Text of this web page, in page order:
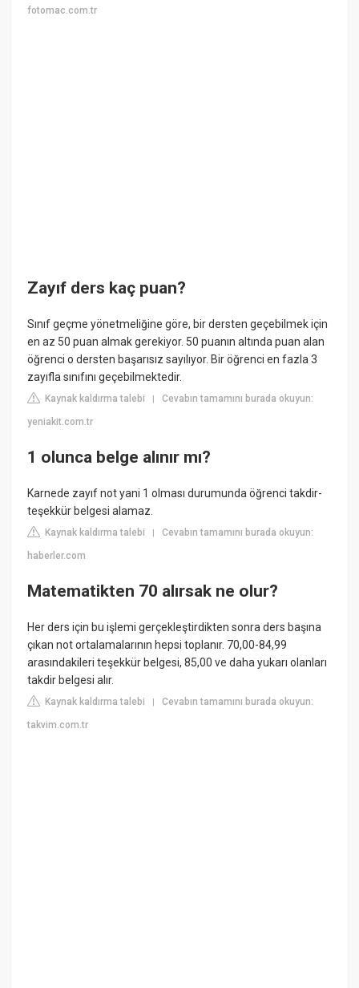
fotomac.com.tr
Zayıf ders kaç puan?
Sınıf geçme yönetmeliğine göre, bir dersten geçebilmek için
en az 50 puan almak gerekiyor. 50 puanın altında puan alan
öğrenci o dersten başarısız sayılıyor. Bir öğrenci en fazla 3
zayıfla sınıfını geçebilmektedir.
Kaynak kaldırma talebi |Cevabın tamamını burada okuyun:
yeniakit.com.tr
1 olunca belge alınır mı?
Karnede zayıf not yani 1 olması durumunda öğrenci takdir-
teşekkür belgesi alamaz.
Kaynak kaldırma talebi |Cevabın tamamını burada okuyun:
haberler.com
Matematikten 70 alırsak ne olur?
Her ders için bu işlemi gerçekleştirdikten sonra ders başına
çıkan not ortalamalarının hepsi toplanır. 70,00-84,99
arasındakileri teşekkür belgesi, 85,00 ve daha yukarı olanları
takdir belgesi alır.
Kaynak kaldırma talebi |Cevabın tamamını burada okuyun:
takvim.com.tr